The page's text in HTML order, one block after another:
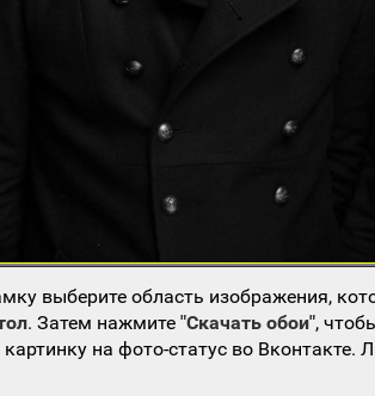
выберите область изображения,
. Затем нажмите"Скачать обои",
на фото-статус во Вконтакте.